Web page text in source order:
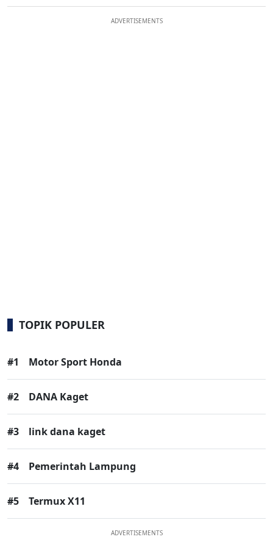
ADVERTISEMENTS
TOPIK POPULER
#1 Motor Sport Honda
#2 DANA Kaget
#3 link dana kaget
#4 Pemerintah Lampung
#5 Termux X11
ADVERTISEMENTS